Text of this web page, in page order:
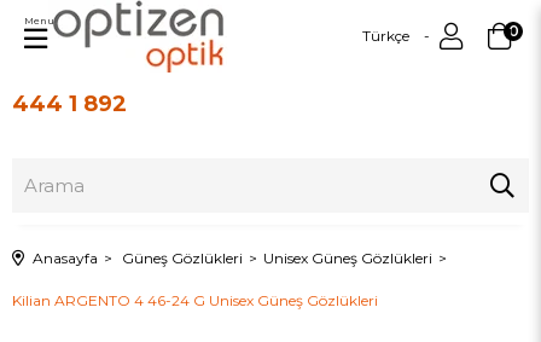
444 1 892
Türkçe 0
Menu
Anasayfa Güneş Gözlükleri Unisex Güneş Gözlükleri
Kilian ARGENTO 4 46-24 G Unisex Güneş Gözlükleri